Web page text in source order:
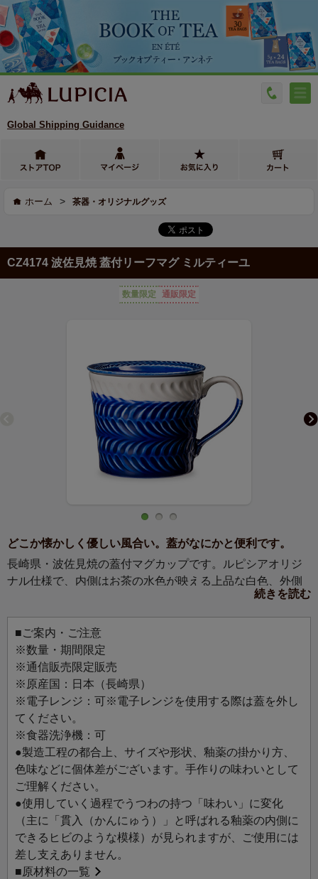
Global Shipping Guidance
ホーム > 茶器・オリジナルグッズ
CZ4174 波佐見焼 蓋付リーフマグ ミルティーユ
数量限定 通販限定
どこか懐かしく優しい風合い。蓋がなにかと便利です。
長崎県・波佐見焼の蓋付マグカップです。ルピシアオリジ
ナル仕様で、内側はお茶の水色が映える上品な白色、外側
はカラフルな色で仕上げました。蓋付なのでお茶をいれる
時にもしっかりと蒸らすことができ、蓋はティーバッグト
レイにもなります。またスイーツをのせて、菓子皿として
楽しむこともできます。
お気に入りの色を選んでいただいたり、ご家族で色違いで
使っていただくなど、お茶の時間に彩りを添えるマグカッ
プです。
また、お気に入りのお茶とご一緒に、大切な方への贈りも
のにもおすすめです。
続きを読む
■ご案内・ご注意
※数量・期間限定
※通信販売限定販売
※原産国：日本（長崎県）
※電子レンジ：可※電子レンジを使用する際は蓋を外し
てください。
※食器洗浄機：可
●製造工程の都合上、サイズや形状、釉薬の掛かり方、
色味などに個体差がございます。手作りの味わいとして
ご理解ください。
●使用していく過程でうつわの持つ「味わい」に変化
（主に「貫入（かんにゅう）」と呼ばれる釉薬の内側に
できるヒビのような模様）が見られますが、ご使用には
差し支えありません。
■原材料の一覧